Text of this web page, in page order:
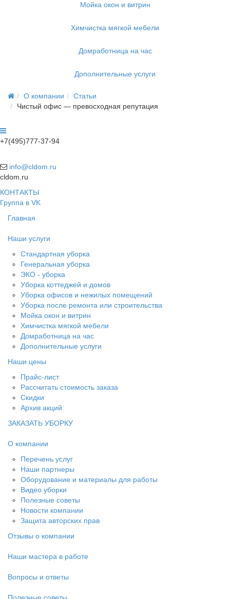
Мойка окон и витрин
Химчистка мягкой мебели
Домработница на час
Дополнительные услуги
О компании
Статьи
Чистый офис — превосходная репутация
+7(495)777-37-94
info@cldom.ru
cldom.ru
КОНТАКТЫ
Группа в VK
Главная
Наши услуги
Стандартная уборка
Генеральная уборка
ЭКО - уборка
Уборка коттеджей и домов
Уборка офисов и нежилых помещений
Уборка после ремонта или строительства
Мойка окон и витрин
Химчистка мягкой мебели
Домработница на час
Дополнительные услуги
Наши цены
Прайс-лист
Рассчитать стоимость заказа
Скидки
Архив акций
ЗАКАЗАТЬ УБОРКУ
О компании
Перечень услуг
Наши партнеры
Оборудование и материалы для работы
Видео уборки
Полезные советы
Новости компании
Защита авторских прав
Отзывы о компании
Наши мастера в работе
Вопросы и ответы